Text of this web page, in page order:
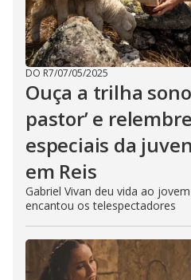
DO R7/07/05/2025
Ouça a trilha
pastor’ e
especiais da
em Reis
Gabriel Vivan deu vida ao
encantou os telespectadores